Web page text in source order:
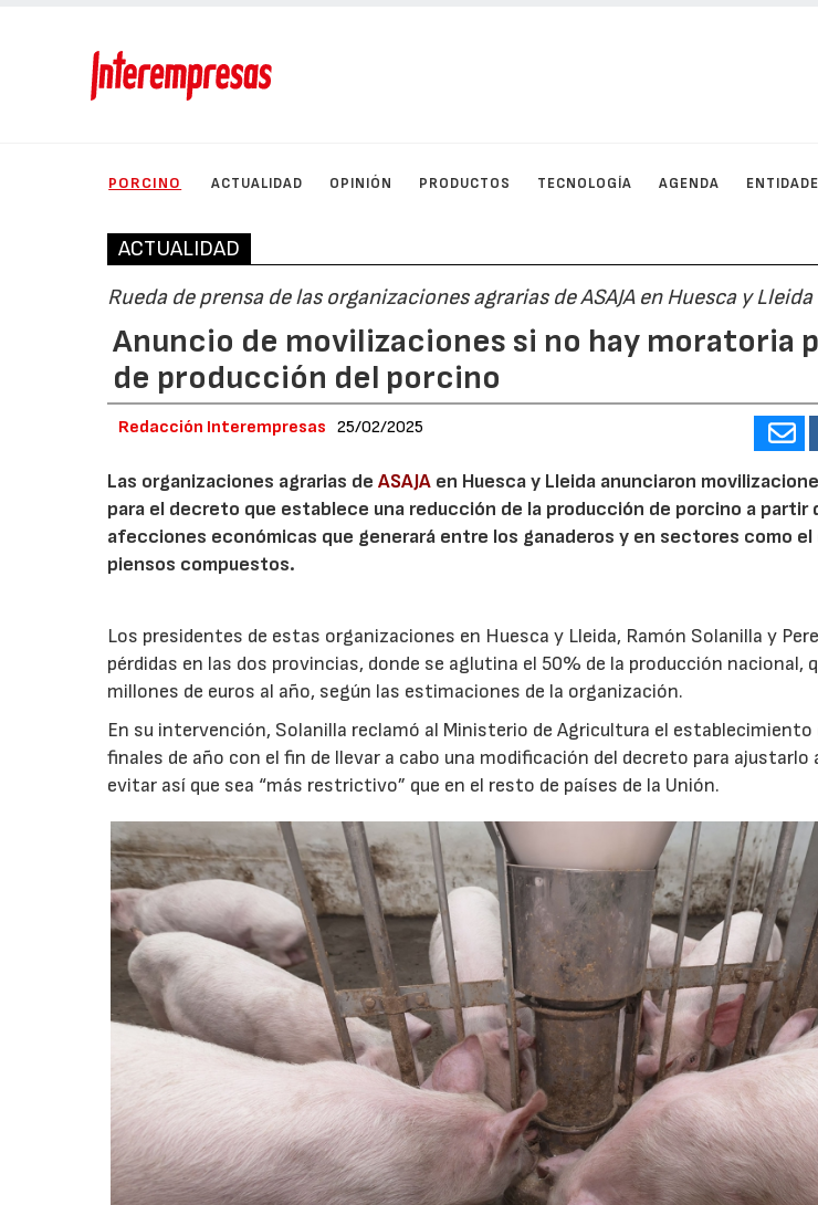
PORCINO ACTUALIDAD OPINIÓN PRODUCTOS TECNOLOGÍA AGENDA
ACTUALIDAD
Rueda de prensa de las organizaciones agrarias de ASAJA en Huesca y Lleida
Anuncio de movilizaciones si no hay moratoria
de producción del porcino
Redacción Interempresas 25/02/2025
Las organizaciones agrarias deASAJA en Huesca y Lleida anunciaron
para el decreto que establece una reducción de la producción de porcino a partir
afecciones económicas que generará entre los ganaderos y en sectores como el
piensos compuestos.
Los presidentes de estas organizaciones en Huesca y Lleida, Ramón Solanilla y
pérdidas en las dos provincias, donde se aglutina el 50% de la producción nacional,
millones de euros al año, según las estimaciones de la organización.
En su intervención, Solanilla reclamó al Ministerio de Agricultura el
finales de año con el fin de llevar a cabo una modificación del decreto para ajustarlo
evitar así que sea “más restrictivo” que en el resto de países de la Unión.
09/07/2026